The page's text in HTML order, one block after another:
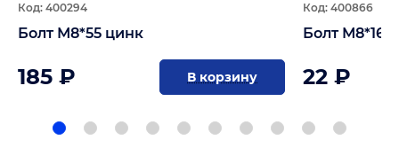
Код: 400294
Болт М8*55 цинк
185 ₽ В корзину
Код: 400866
Болт
22 ₽